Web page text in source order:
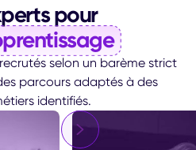
pour
selon un barème strict
parcours adaptés à des
identifiés.